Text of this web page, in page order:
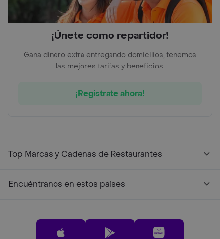
¡Únete como repartidor!
Gana dinero extra entregando domicilios, tenemos
las mejores tarifas y beneficios.
¡Regístrate ahora!
Top Marcas y Cadenas de Restaurantes
Encuéntranos en estos países